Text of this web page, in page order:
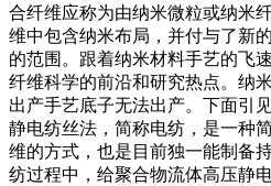
合纤维应称为由纳米微粒或纳米
维中包含纳米布局，并付与了新
的范围。跟着纳米材料手艺的飞
纤维科学的前沿和研究热点。纳
出产手艺底子无法出产。下面引
静电纺丝法，简称电纺，是一种
维的方式，也是目前独一能制备
纺过程中，给聚合物流体高压静